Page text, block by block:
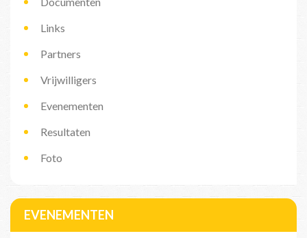
Links
Partners
Vrijwilligers
Evenementen
Resultaten
Foto
EVENEMENTEN